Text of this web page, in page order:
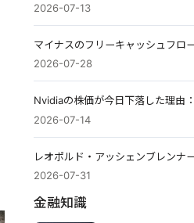
2026-07-13
2026-07-28
2026-07-14
2026-07-31
金融知識